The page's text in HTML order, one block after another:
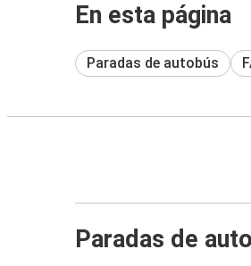
En esta página
Paradas de autobús
Paradas de